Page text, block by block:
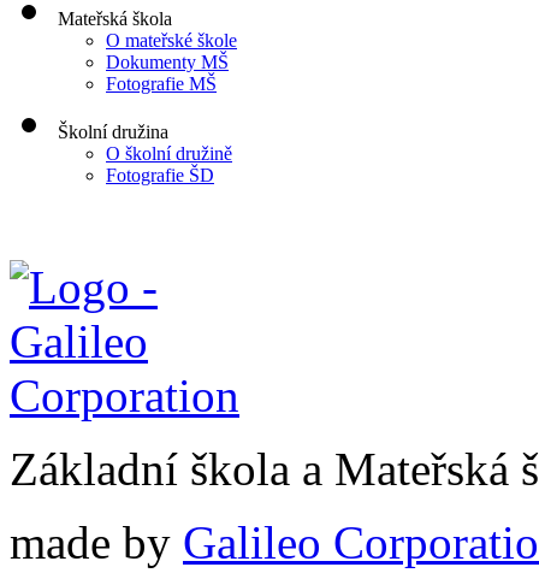
Mateřská škola
O mateřské škole
Dokumenty MŠ
Fotografie MŠ
Školní družina
O školní družině
Fotografie ŠD
Základní škola a
made by Galileo